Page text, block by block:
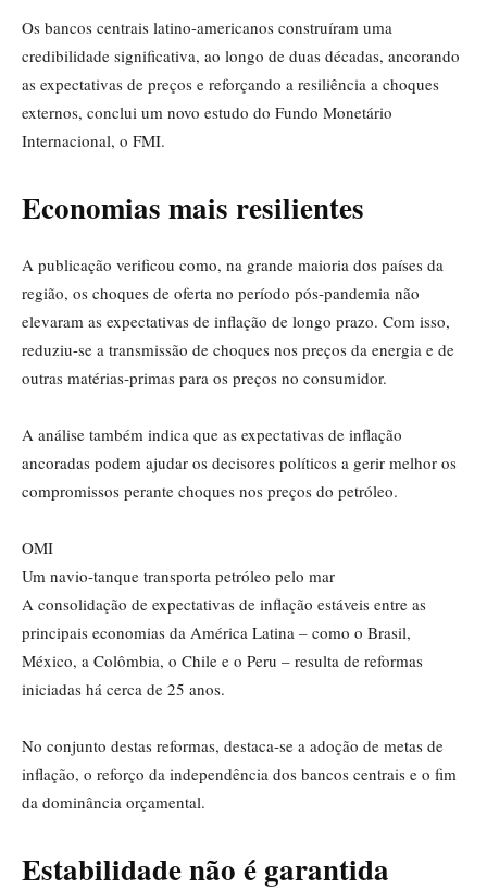
Os bancos centrais latino-americanos construíram uma
credibilidade significativa, ao longo de duas décadas, ancorando
as expectativas de preços e reforçando a resiliência a choques
externos, conclui um novo estudo do Fundo Monetário
Internacional, o FMI.
Economias mais resilientes
A publicação verificou como, na grande maioria dos países da
região, os choques de oferta no período pós‑pandemia não
elevaram as expectativas de inflação de longo prazo. Com isso,
reduziu-se a transmissão de choques nos preços da energia e de
outras matérias‑primas para os preços no consumidor.
A análise também indica que as expectativas de inflação
ancoradas podem ajudar os decisores políticos a gerir melhor os
compromissos perante choques nos preços do petróleo.
OMI
Um navio-tanque transporta petróleo pelo mar
A consolidação de expectativas de inflação estáveis entre as
principais economias da América Latina – como o Brasil,
México, a Colômbia, o Chile e o Peru – resulta de reformas
iniciadas há cerca de 25 anos.
No conjunto destas reformas, destaca-se a adoção de metas de
inflação, o reforço da independência dos bancos centrais e o fim
da dominância orçamental.
Estabilidade não é garantida